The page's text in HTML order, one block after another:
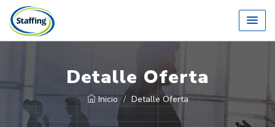
Detalle Oferta
Inicio Detalle Oferta